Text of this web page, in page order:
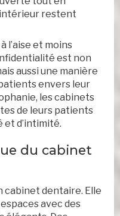
restent
l’aise et moins
est non
aussi une manière
envers leur
les cabinets
de leurs patients
d’intimité.
du cabinet
cabinet dentaire. Elle
avec des